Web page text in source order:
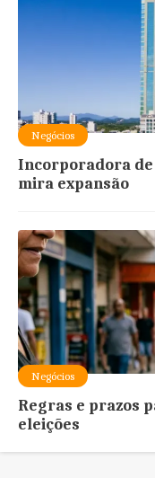
Negócios
Incorporadora de
mira expansão
Negócios
Regras e prazos
eleições